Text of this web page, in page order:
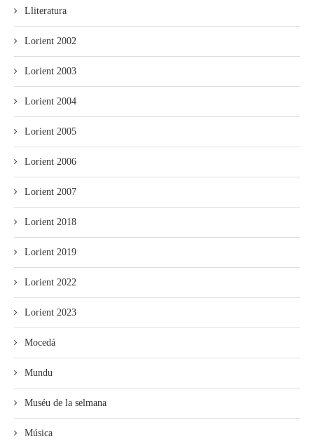
Lliteratura
Lorient 2002
Lorient 2003
Lorient 2004
Lorient 2005
Lorient 2006
Lorient 2007
Lorient 2018
Lorient 2019
Lorient 2022
Lorient 2023
Mocedá
Mundu
Muséu de la selmana
Música